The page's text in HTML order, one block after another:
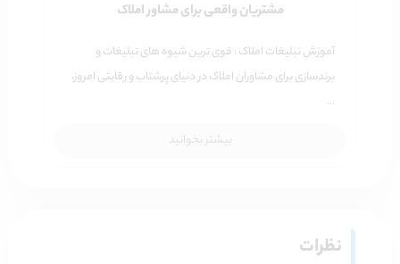
مشتریان واقعی برای مشاور املاک
آموزش تبلیغات املاک : قوی ترین شیوه های تبلیغات و
برندسازی برای مشاوران املاک در دنیای پرشتاب و رقابتی امروز،
…
بیشتر بخوانید
نظرات